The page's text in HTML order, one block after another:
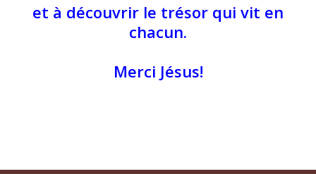
et à découvrir le trésor qui vit en
chacun.
Merci Jésus!